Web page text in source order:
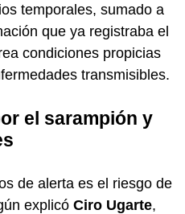
temporales, sumado a
que ya registraba el
condiciones propicias
transmisibles.
el sarampión y
de alerta es el riesgo de
explicó Ciro Ugarte,